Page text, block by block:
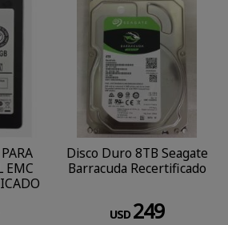
EMC
Disco Duro 8TB Seagate
Barracuda Recertificado
USD 249